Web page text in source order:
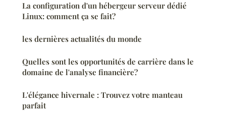
La configuration d'un hébergeur serveur dédié
Linux: comment ça se fait?
les dernières actualités du monde
Quelles sont les opportunités de carrière dans le
domaine de l'analyse financière?
L'élégance hivernale : Trouvez votre manteau
parfait